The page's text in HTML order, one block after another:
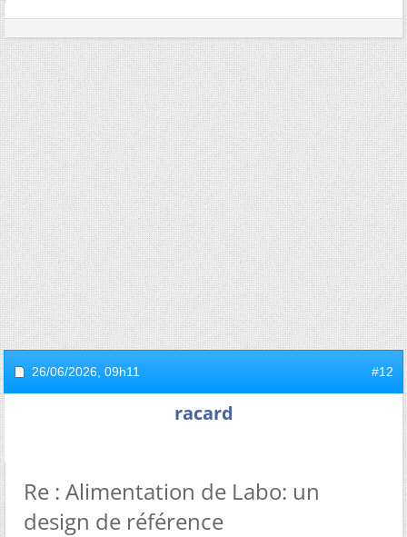
26/06/2026, 09h11 #12
racard
Re : Alimentation de Labo: un
design de référence